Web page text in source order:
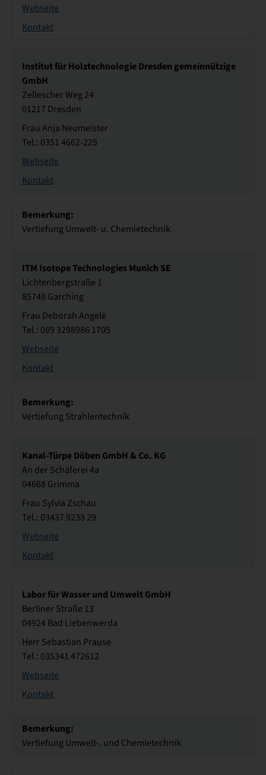
Webseite
Kontakt
Institut für Holztechnologie Dresden gemeinnützige
GmbH
Zellescher Weg 24
01217 Dresden
Frau Anja Neumeister
Tel.: 0351 4662-225
Webseite
Kontakt
Bemerkung:
Vertiefung Umwelt- u. Chemietechnik
ITM Isotope Technologies Munich SE
Lichtenbergstraße 1
85748 Garching
Frau Deborah Angelè
Tel.: 089 3298986 1705
Webseite
Kontakt
Bemerkung:
Vertiefung Strahlentechnik
Kanal-Türpe Döben GmbH & Co. KG
An der Schäferei 4a
04668 Grimma
Frau Sylvia Zschau
Tel.: 03437 9238 29
Webseite
Kontakt
Labor für Wasser und Umwelt GmbH
Berliner Straße 13
04924 Bad Liebenwerda
Herr Sebastian Prause
Tel.: 035341 472612
Webseite
Kontakt
Bemerkung:
Vertiefung Umwelt-. und Chemietechnik